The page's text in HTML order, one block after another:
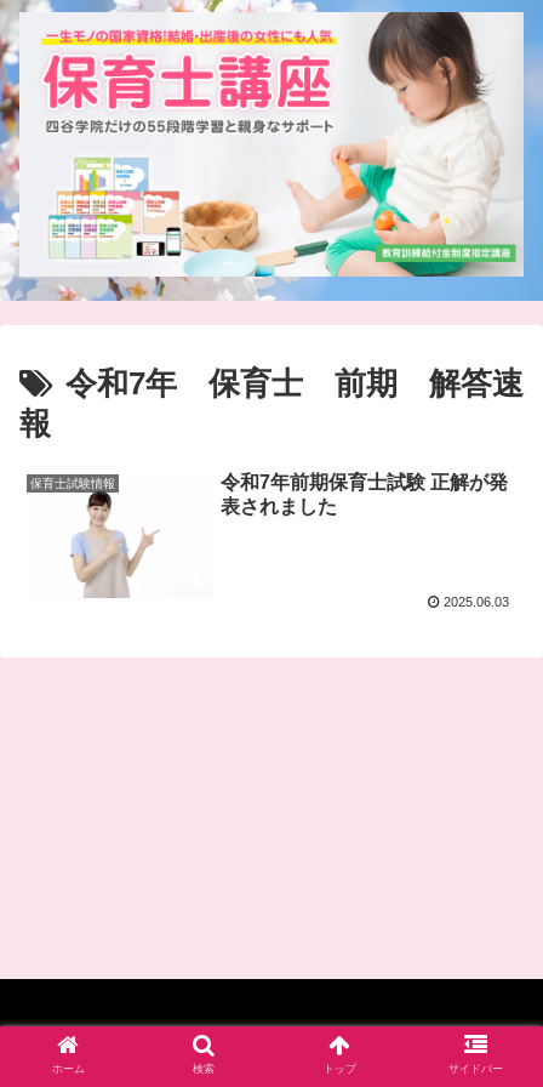
令和7年 保育士 前期 解答速
報
保育士試験情報
令和7年前期保育士試験 正解が発
表されました
2025.06.03
© 2017-2026 四谷学院保育士試験対策講座_公式ブログ.
ホーム 検索 トップ サイドバー